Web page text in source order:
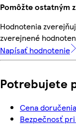
Pomôžte ostatným
Hodnotenia
zverejnené
Napísať hodnotenie
Potrebujete
Cena doručenia
Bezpečnosť